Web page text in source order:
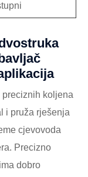
preciznih koljena
i pruža rješenja
cjevovoda
Precizno
dobro